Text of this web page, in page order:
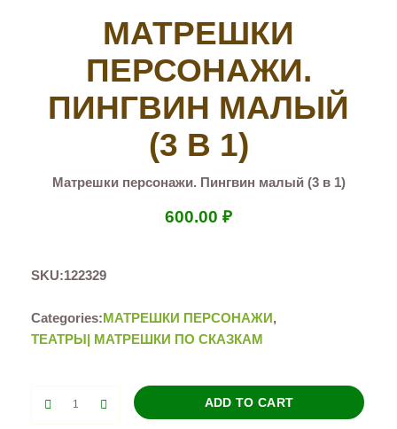
МАТРЕШКИ
ПЕРСОНАЖИ.
ПИНГВИН МАЛЫЙ
(3 В 1)
Матрешки персонажи. Пингвин малый (3 в 1)
600.00 ₽
SKU:122329
Categories:МАТРЕШКИ ПЕРСОНАЖИ,
ТЕАТРЫ| МАТРЕШКИ ПО СКАЗКАМ
ADD TO CART